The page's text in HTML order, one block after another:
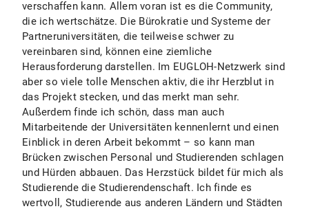
verschaffen kann. Allem voran ist es die Community,
die ich wertschätze. Die Bürokratie und Systeme der
Partneruniversitäten, die teilweise schwer zu
vereinbaren sind, können eine ziemliche
Herausforderung darstellen. Im EUGLOH-Netzwerk sind
aber so viele tolle Menschen aktiv, die ihr Herzblut in
das Projekt stecken, und das merkt man sehr.
Außerdem finde ich schön, dass man auch
Mitarbeitende der Universitäten kennenlernt und einen
Einblick in deren Arbeit bekommt – so kann man
Brücken zwischen Personal und Studierenden schlagen
und Hürden abbauen. Das Herzstück bildet für mich als
Studierende die Studierendenschaft. Ich finde es
wertvoll, Studierende aus anderen Ländern und Städten